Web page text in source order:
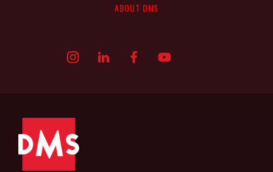
ABOUT DMS